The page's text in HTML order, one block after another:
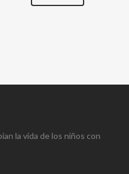
la vida de los niños con